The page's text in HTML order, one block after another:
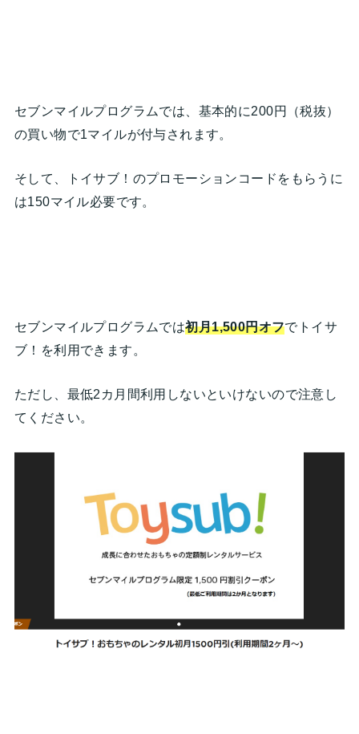
セブンマイルプログラムでは、基本的に200円（税抜）
の買い物で1マイルが付与されます。
そして、トイサブ！のプロモーションコードをもらうに
は150マイル必要です。
セブンマイルプログラムでは初月1,500円オフでトイサ
ブ！を利用できます。
ただし、最低2カ月間利用しないといけないので注意し
てください。